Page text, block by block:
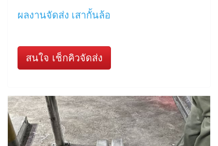
ผลงานจัดส่ง เสากั้นล้อ
สนใจ เช็กคิวจัดส่ง